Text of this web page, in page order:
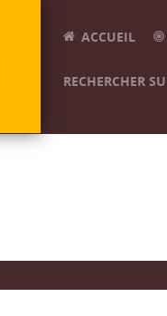
ACCUEIL
RECHERCHER